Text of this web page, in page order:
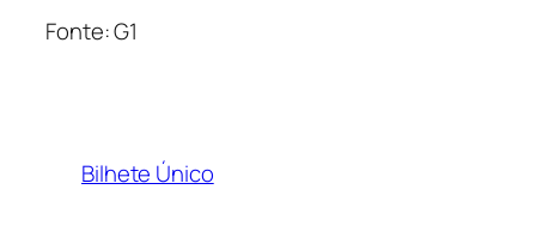
Fonte: G1
Bilhete Único